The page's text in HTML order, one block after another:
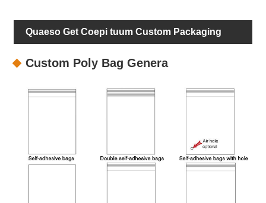
Quaeso Get Coepi tuum Custom Packaging
Custom Poly Bag Genera